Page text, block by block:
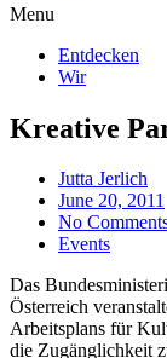
Menu
Entdecken
Wir
Kreative
Jutta Jerlich
June 20, 2011
No
Events
Das
Österreich
Arbeitsplans für
die Zugänglichkeit